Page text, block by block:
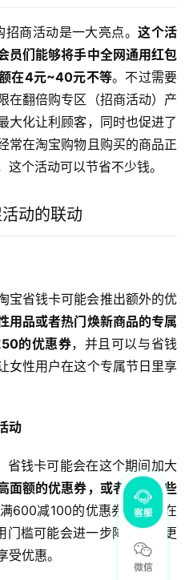
商活动是一大亮点。这个活
员们能够将手中全网通用红包
在4元~40元不等。不过需要
在翻倍购专区（招商活动）产
大化让利顾客，同时也促进了
常在淘宝购物且购买的商品正
个活动可以节省不少钱。
动的联动
宝省钱卡可能会推出额外的优
用品或者热门焕新商品的专属
的优惠券，并且可以与省钱
女性用户在这个专属节日里享
动
省钱卡可能会在这个期间加大
面额的优惠券，或者提供一些
600减100的优惠券，并且在
门槛可能会进一步降低，让更
优惠。